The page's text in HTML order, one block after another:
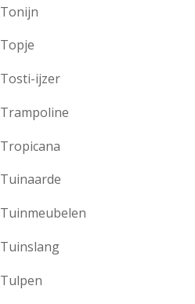
Tonijn
Topje
Tosti-ijzer
Trampoline
Tropicana
Tuinaarde
Tuinmeubelen
Tuinslang
Tulpen